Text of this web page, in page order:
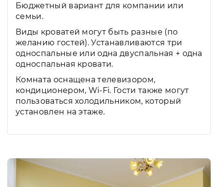
Бюджетный вариант для компании или
семьи.
Виды кроватей могут быть разные (по
желанию гостей). Устанавливаются три
односпальные или одна двуспальная + одна
односпальная кровати.
Комната оснащена телевизором,
кондиционером, Wi-Fi. Гости также могут
пользоваться холодильником, который
установлен на этаже.